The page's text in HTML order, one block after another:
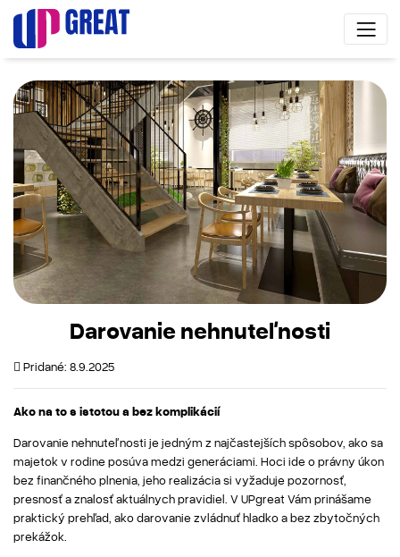
Darovanie nehnuteľnosti
Pridané: 8.9.2025
Ako na to s istotou a bez komplikácií
Darovanie nehnuteľnosti je jedným z najčastejších spôsobov, ako sa
majetok v rodine posúva medzi generáciami. Hoci ide o právny úkon
bez finančného plnenia, jeho realizácia si vyžaduje pozornosť,
presnosť a znalosť aktuálnych pravidiel. V UPgreat Vám prinášame
praktický prehľad, ako darovanie zvládnuť hladko a bez zbytočných
prekážok.